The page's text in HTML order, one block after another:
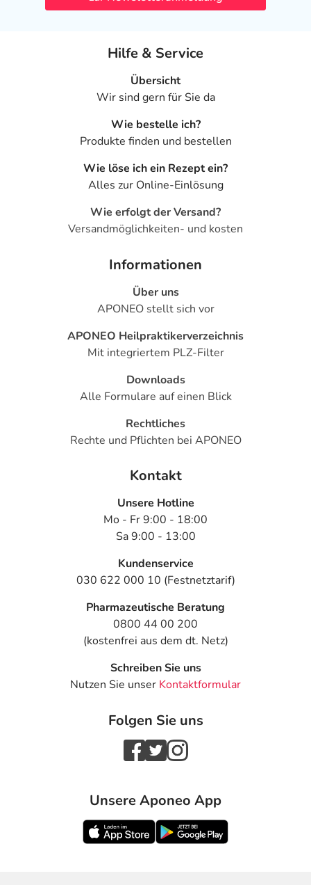
Hilfe & Service
Übersicht
Wir sind gern für Sie da
Wie bestelle ich?
Produkte finden und bestellen
Wie löse ich ein Rezept ein?
Alles zur Online-Einlösung
Wie erfolgt der Versand?
Versandmöglichkeiten- und kosten
Informationen
Über uns
APONEO stellt sich vor
APONEO Heilpraktikerverzeichnis
Mit integriertem PLZ-Filter
Downloads
Alle Formulare auf einen Blick
Rechtliches
Rechte und Pflichten bei APONEO
Kontakt
Unsere Hotline
Mo - Fr 9:00 - 18:00
Sa 9:00 - 13:00
Kundenservice
030 622 000 10 (Festnetztarif)
Pharmazeutische Beratung
0800 44 00 200
(kostenfrei aus dem dt. Netz)
Schreiben Sie uns
Nutzen Sie unser Kontaktformular
Folgen Sie uns
Unsere Aponeo App